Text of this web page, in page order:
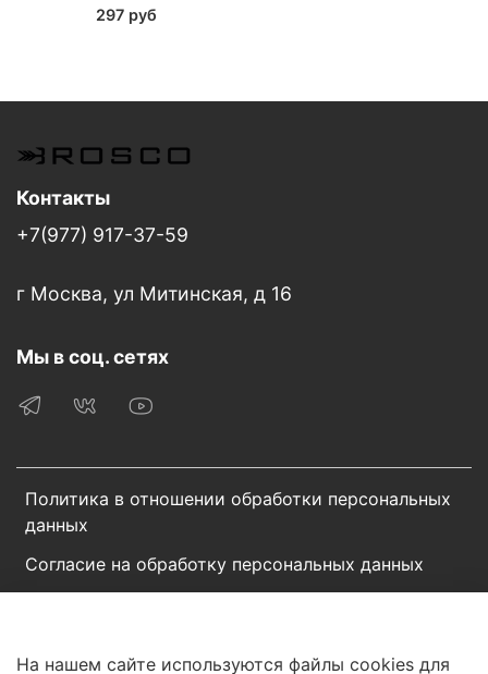
297 руб
Политика в отношении обработки персональных
данных
Согласие на обработку персональных данных
Контакты
+7(977) 917-37-59
г Москва, ул Митинская, д 16
Мы в соц. сетях
На нашем сайте используются файлы cookies для